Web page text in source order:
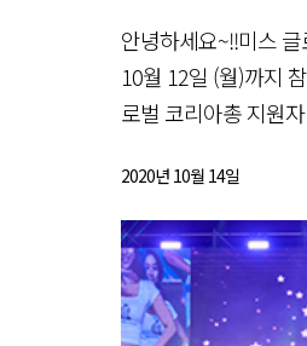
안녕하세요~!!미스
10월 12일 (월)까지
로벌 코리아총 지원
2020년 10월 14일